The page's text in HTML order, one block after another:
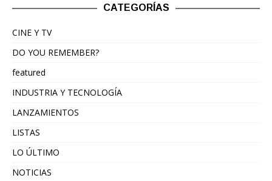
CATEGORÍAS
CINE Y TV
DO YOU REMEMBER?
featured
INDUSTRIA Y TECNOLOGÍA
LANZAMIENTOS
LISTAS
LO ÚLTIMO
NOTICIAS